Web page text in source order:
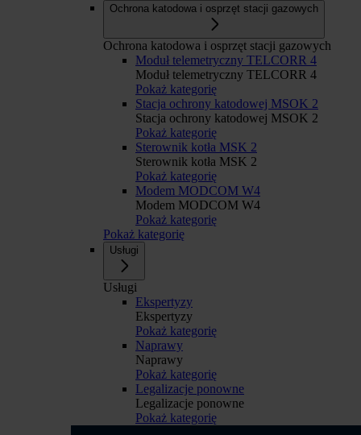
Ochrona katodowa i osprzęt stacji gazowych
Ochrona katodowa i osprzęt stacji gazowych
Moduł telemetryczny TELCORR 4
Moduł telemetryczny TELCORR 4
Pokaż kategorię
Stacja ochrony katodowej MSOK 2
Stacja ochrony katodowej MSOK 2
Pokaż kategorię
Sterownik kotła MSK 2
Sterownik kotła MSK 2
Pokaż kategorię
Modem MODCOM W4
Modem MODCOM W4
Pokaż kategorię
Pokaż kategorię
Usługi
Usługi
Ekspertyzy
Ekspertyzy
Pokaż kategorię
Naprawy
Naprawy
Pokaż kategorię
Legalizacje ponowne
Legalizacje ponowne
Pokaż kategorię